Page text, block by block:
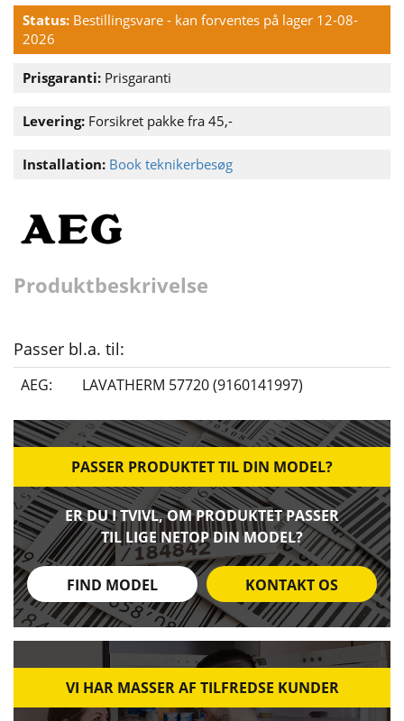
Status: Bestillingsvare - kan forventes på lager 12-08-
2026
Prisgaranti: Prisgaranti
Levering: Forsikret pakke fra 45,-
Installation: Book teknikerbesøg
Produktbeskrivelse
Passer bl.a. til:
AEG: LAVATHERM 57720 (9160141997)
PASSER PRODUKTET TIL DIN MODEL?
ER DU I TVIVL, OM PRODUKTET PASSER
TIL LIGE NETOP DIN MODEL?
FIND MODEL KONTAKT OS
VI HAR MASSER AF TILFREDSE KUNDER